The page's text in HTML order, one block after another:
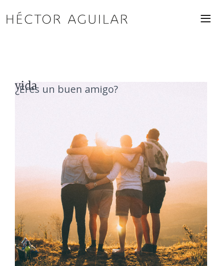
vida
¿Eres un buen amigo?